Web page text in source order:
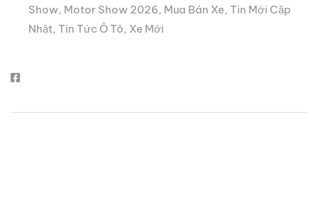
Show, Motor Show 2026, Mua Bán Xe, Tin Mới Cập
Nhật, Tin Tức Ô Tô, Xe Mới